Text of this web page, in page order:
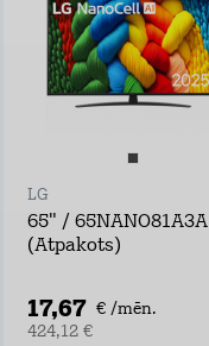
LG
65" / 65NANO81A3A
(Atpakots)
17,67 € /mēn.
424,12 €